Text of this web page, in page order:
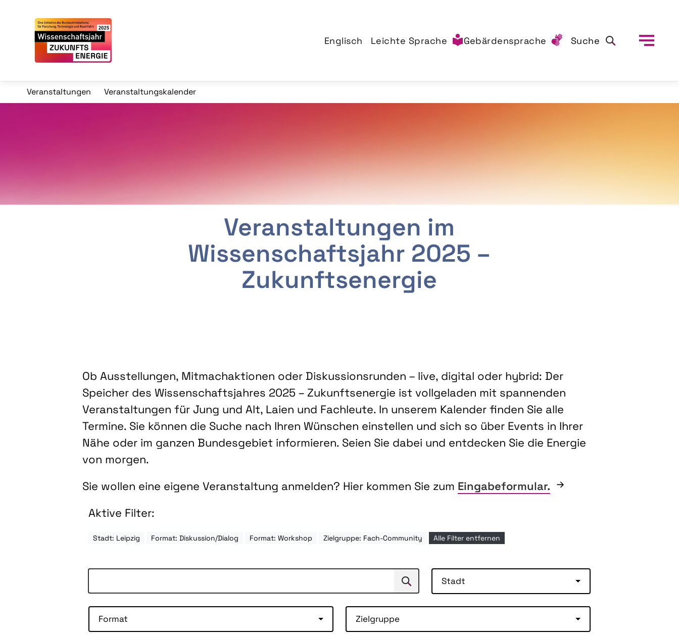
Englisch Leichte Sprache Gebärdensprache Suche
Veranstaltungen Veranstaltungskalender
Veranstaltungen im
Wissenschaftsjahr 2025 –
Zukunftsenergie
Ob Ausstellungen, Mitmachaktionen oder Diskussionsrunden – live, digital oder hybrid: Der
Speicher des Wissenschaftsjahres 2025 – Zukunftsenergie ist vollgeladen mit spannenden
Veranstaltungen für Jung und Alt, Laien und Fachleute. In unserem Kalender finden Sie alle
Termine. Sie können die Suche nach Ihren Wünschen einstellen und sich so über Events in Ihrer
Nähe oder im ganzen Bundesgebiet informieren. Seien Sie dabei und entdecken Sie die Energie
von morgen.
Sie wollen eine eigene Veranstaltung anmelden? Hier kommen Sie zum Eingabeformular.
Aktive Filter:
Stadt: Leipzig Format: Diskussion/Dialog Format: Workshop Zielgruppe: Fach-Community Alle Filter entfernen
Suchen Stadt
Format Zielgruppe